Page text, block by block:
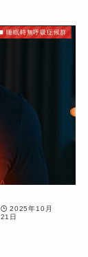
睡眠時無呼吸症候群
2025年10月
21日